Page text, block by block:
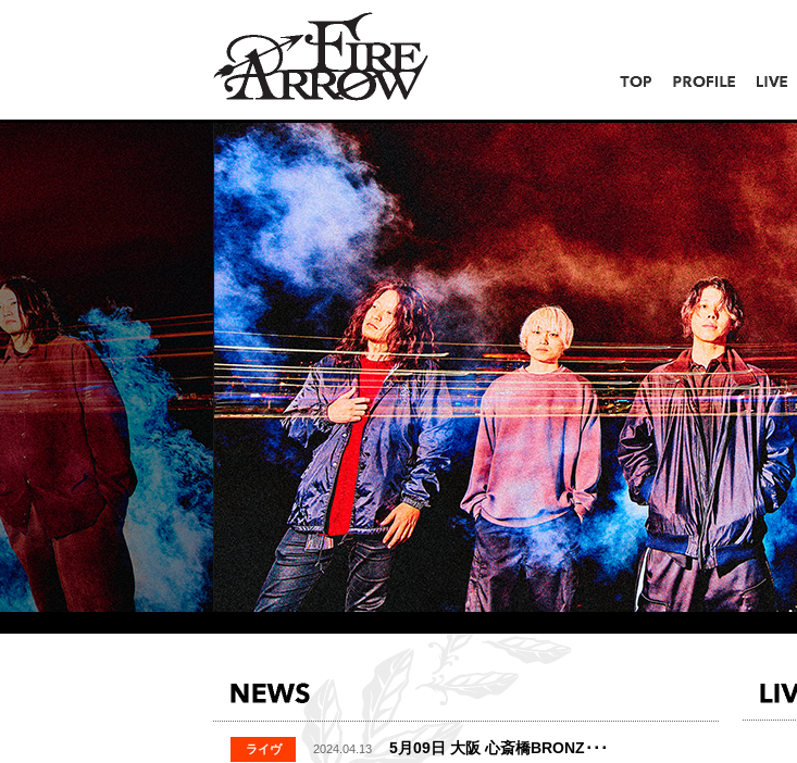
ライヴ 2024.04.13 5月09日 大阪 心斎橋BRONZ･･･